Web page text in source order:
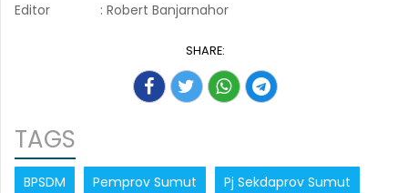
Editor : Robert Banjarnahor
SHARE:
TAGS
BPSDM Pemprov Sumut Pj Sekdaprov Sumut